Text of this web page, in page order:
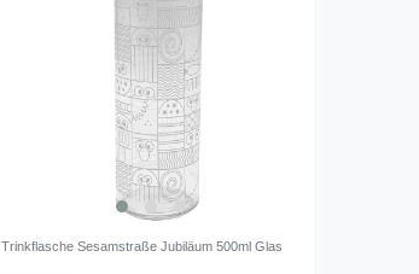
Trinkflasche Sesamstraße Jubiläum 500ml Glas